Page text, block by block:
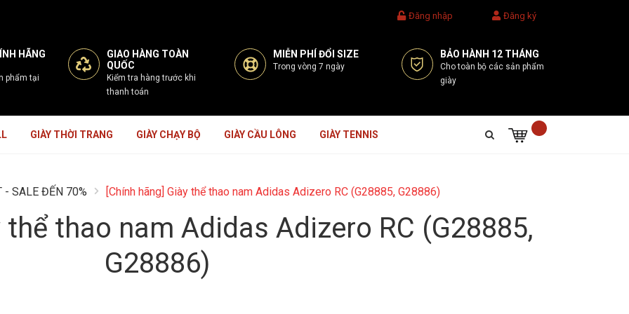
Đăng nhập Đăng ký
HÃNG
phẩm tại
GIAO HÀNG TOÀN
QUỐC
Kiểm tra hàng trước khi
thanh toán
MIỄN PHÍ ĐỔI SIZE
Trong vòng 7 ngày
BẢO HÀNH 12 THÁNG
Cho toàn bộ các sản phẩm
giày
GIÀY THỜI TRANG GIÀY CHẠY BỘ GIÀY CẦU LÔNG GIÀY TENNIS
- SALE ĐẾN 70% [Chính hãng] Giày thể thao nam Adidas Adizero RC (G28885, G28886)
thể thao nam Adidas Adizero RC (G28885,
G28886)